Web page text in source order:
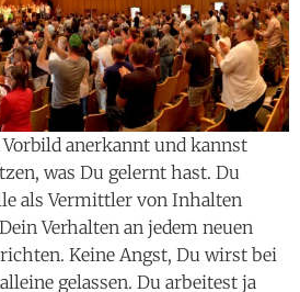
anerkannt und kannst
was Du gelernt hast. Du
als Vermittler von Inhalten
Verhalten an jedem neuen
Keine Angst, Du wirst bei
gelassen. Du arbeitest ja